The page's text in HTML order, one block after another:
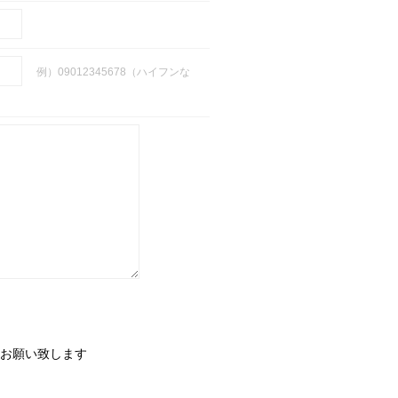
例）09012345678（ハイフンな
願い致します